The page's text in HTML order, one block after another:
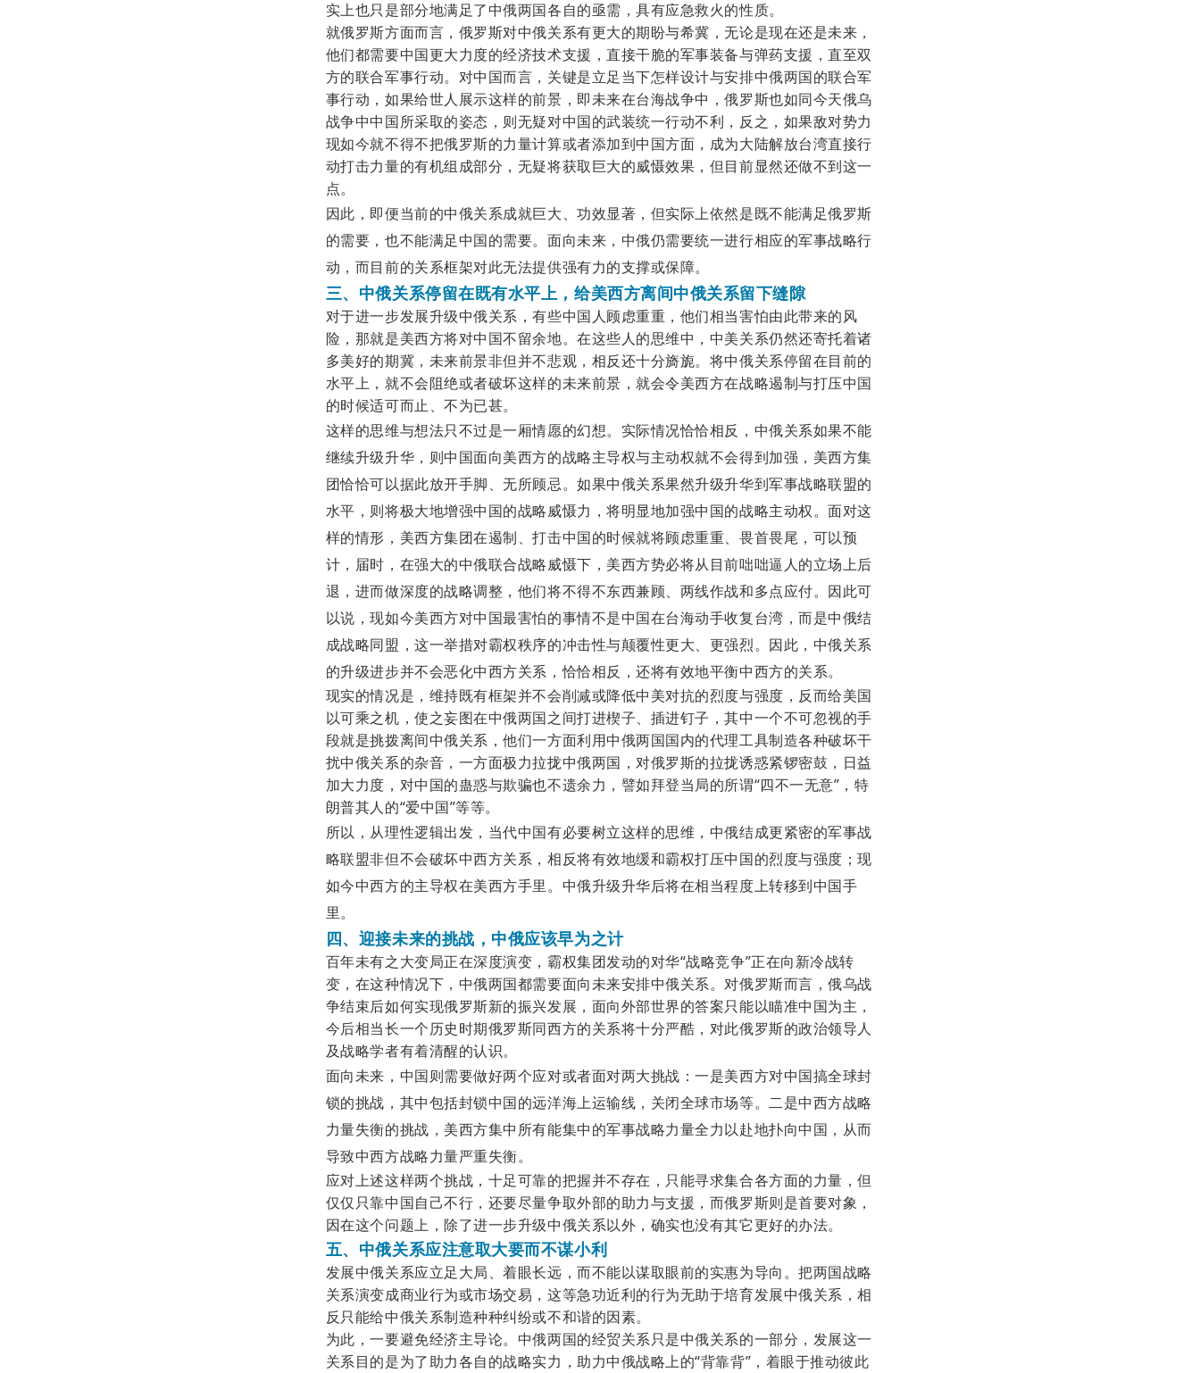
实上也只是部分地满足了中俄两国各自的亟需，具有应急救火的性质。
就俄罗斯方面而言，俄罗斯对中俄关系有更大的期盼与希冀，无论是现在还是未来，
他们都需要中国更大力度的经济技术支援，直接干脆的军事装备与弹药支援，直至双
方的联合军事行动。对中国而言，关键是立足当下怎样设计与安排中俄两国的联合军
事行动，如果给世人展示这样的前景，即未来在台海战争中，俄罗斯也如同今天俄乌
战争中中国所采取的姿态，则无疑对中国的武装统一行动不利，反之，如果敌对势力
现如今就不得不把俄罗斯的力量计算或者添加到中国方面，成为大陆解放台湾直接行
动打击力量的有机组成部分，无疑将获取巨大的威慑效果，但目前显然还做不到这一
点。
因此，即便当前的中俄关系成就巨大、功效显著，但实际上依然是既不能满足俄罗斯
的需要，也不能满足中国的需要。面向未来，中俄仍需要统一进行相应的军事战略行
动，而目前的关系框架对此无法提供强有力的支撑或保障。
三、中俄关系停留在既有水平上，给美西方离间中俄关系留下缝隙
对于进一步发展升级中俄关系，有些中国人顾虑重重，他们相当害怕由此带来的风
险，那就是美西方将对中国不留余地。在这些人的思维中，中美关系仍然还寄托着诸
多美好的期冀，未来前景非但并不悲观，相反还十分旖旎。将中俄关系停留在目前的
水平上，就不会阻绝或者破坏这样的未来前景，就会令美西方在战略遏制与打压中国
的时候适可而止、不为已甚。
这样的思维与想法只不过是一厢情愿的幻想。实际情况恰恰相反，中俄关系如果不能
继续升级升华，则中国面向美西方的战略主导权与主动权就不会得到加强，美西方集
团恰恰可以据此放开手脚、无所顾忌。如果中俄关系果然升级升华到军事战略联盟的
水平，则将极大地增强中国的战略威慑力，将明显地加强中国的战略主动权。面对这
样的情形，美西方集团在遏制、打击中国的时候就将顾虑重重、畏首畏尾，可以预
计，届时，在强大的中俄联合战略威慑下，美西方势必将从目前咄咄逼人的立场上后
退，进而做深度的战略调整，他们将不得不东西兼顾、两线作战和多点应付。因此可
以说，现如今美西方对中国最害怕的事情不是中国在台海动手收复台湾，而是中俄结
成战略同盟，这一举措对霸权秩序的冲击性与颠覆性更大、更强烈。因此，中俄关系
的升级进步并不会恶化中西方关系，恰恰相反，还将有效地平衡中西方的关系。
现实的情况是，维持既有框架并不会削减或降低中美对抗的烈度与强度，反而给美国
以可乘之机，使之妄图在中俄两国之间打进楔子、插进钉子，其中一个不可忽视的手
段就是挑拨离间中俄关系，他们一方面利用中俄两国国内的代理工具制造各种破坏干
扰中俄关系的杂音，一方面极力拉拢中俄两国，对俄罗斯的拉拢诱惑紧锣密鼓，日益
加大力度，对中国的蛊惑与欺骗也不遗余力，譬如拜登当局的所谓“四不一无意”，特
朗普其人的“爱中国”等等。
所以，从理性逻辑出发，当代中国有必要树立这样的思维，中俄结成更紧密的军事战
略联盟非但不会破坏中西方关系，相反将有效地缓和霸权打压中国的烈度与强度；现
如今中西方的主导权在美西方手里。中俄升级升华后将在相当程度上转移到中国手
里。
四、迎接未来的挑战，中俄应该早为之计
百年未有之大变局正在深度演变，霸权集团发动的对华“战略竞争”正在向新冷战转
变，在这种情况下，中俄两国都需要面向未来安排中俄关系。对俄罗斯而言，俄乌战
争结束后如何实现俄罗斯新的振兴发展，面向外部世界的答案只能以瞄准中国为主，
今后相当长一个历史时期俄罗斯同西方的关系将十分严酷，对此俄罗斯的政治领导人
及战略学者有着清醒的认识。
面向未来，中国则需要做好两个应对或者面对两大挑战：一是美西方对中国搞全球封
锁的挑战，其中包括封锁中国的远洋海上运输线，关闭全球市场等。二是中西方战略
力量失衡的挑战，美西方集中所有能集中的军事战略力量全力以赴地扑向中国，从而
导致中西方战略力量严重失衡。
应对上述这样两个挑战，十足可靠的把握并不存在，只能寻求集合各方面的力量，但
仅仅只靠中国自己不行，还要尽量争取外部的助力与支援，而俄罗斯则是首要对象，
因在这个问题上，除了进一步升级中俄关系以外，确实也没有其它更好的办法。
五、中俄关系应注意取大要而不谋小利
发展中俄关系应立足大局、着眼长远，而不能以谋取眼前的实惠为导向。把两国战略
关系演变成商业行为或市场交易，这等急功近利的行为无助于培育发展中俄关系，相
反只能给中俄关系制造种种纠纷或不和谐的因素。
为此，一要避免经济主导论。中俄两国的经贸关系只是中俄关系的一部分，发展这一
关系目的是为了助力各自的战略实力，助力中俄战略上的“背靠背”，着眼于推动彼此